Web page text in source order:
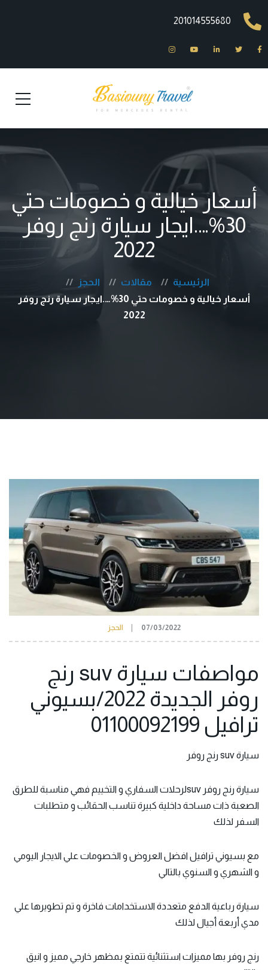
201014555680
أسعار خيالية و خصومات حتي
30%….ايجار سيارة رنج روفر
2022
الرئيسية مقالات
الحجز
أسعار خيالية و خصومات حتي 30%….ايجار سيارة رنج روفر
2022
07/03/2022 الحجز
مواصفات سيارة suv رنج
روفر الجديدة 2022/بسيوني
ترافيل 01100092199
سيارة suv رنج روفر
سيارة رنج روفر suvلرحلات السفاري و التخييم فهي مناسبة للطرق
الصعبة ذات مساحة داخلية كبيرة تناسب الحقائب و متطلبات
السفر لذلك
مع بسيوني ترافيل افضل العروض و الخصومات علي الايجار اليومي
و الشهري و السنوي بالتالي
سيارة رباعية الدفع متعددة الاستخدامات فاخرة و تم تطويرها علي
مدي أربعة أجيال لذلك
رنج روفر بها مميزات استثنائية تتمتع بمظهر خارجي مميز و انيق